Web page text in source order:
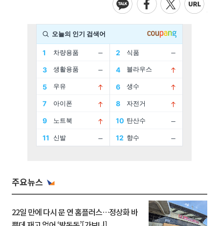
주요뉴스
22일 만에 다시 문 연 홈플러스…정상화 바